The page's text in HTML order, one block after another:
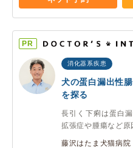
PR
消化器系疾患
犬の蛋白漏出性
を探る
長引く下痢は蛋白
拡張症や腫瘍など原
藤沢はたま犬猫病